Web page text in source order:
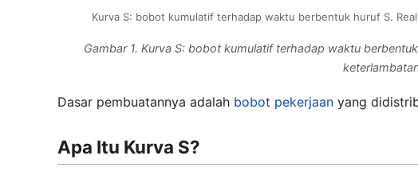
Kurva S: bobot kumulatif terhadap waktu berbentuk huruf S.
Gambar 1. Kurva S: bobot kumulatif terhadap waktu
Dasar pembuatannya adalah bobot pekerjaan yang
Apa Itu Kurva S?